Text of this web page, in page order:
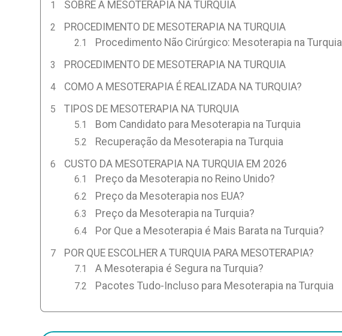
SOBRE A MESOTERAPIA NA TURQUIA
PROCEDIMENTO DE MESOTERAPIA NA TURQUIA
Procedimento Não Cirúrgico: Mesoterapia na Turquia
PROCEDIMENTO DE MESOTERAPIA NA TURQUIA
COMO A MESOTERAPIA É REALIZADA NA TURQUIA?
TIPOS DE MESOTERAPIA NA TURQUIA
Bom Candidato para Mesoterapia na Turquia
Recuperação da Mesoterapia na Turquia
CUSTO DA MESOTERAPIA NA TURQUIA EM 2026
Preço da Mesoterapia no Reino Unido?
Preço da Mesoterapia nos EUA?
Preço da Mesoterapia na Turquia?
Por Que a Mesoterapia é Mais Barata na Turquia?
POR QUE ESCOLHER A TURQUIA PARA MESOTERAPIA?
A Mesoterapia é Segura na Turquia?
Pacotes Tudo-Incluso para Mesoterapia na Turquia